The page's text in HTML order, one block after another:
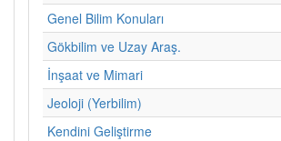
Genel Bilim Konuları
Gökbilim ve Uzay Araş.
İnşaat ve Mimari
Jeoloji (Yerbilim)
Kendini Geliştirme